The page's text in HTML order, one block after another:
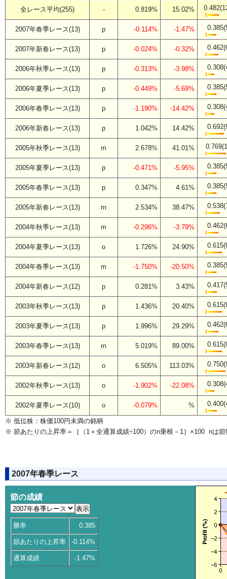
全レース平均(255) - 0.819% 15.02%
2007年春季レース(13) p -0.114% -1.47%
2007年新春レース(13) p -0.024% -0.32%
2006年秋季レース(13) p -0.313% -3.98%
2006年夏季レース(13) p -0.449% -5.69%
2006年春季レース(13) p -1.190% -14.42%
2006年新春レース(13) p 1.042% 14.42%
2005年秋季レース(13) m 2.678% 41.01%
2005年夏季レース(13) p -0.471% -5.95%
2005年春季レース(13) p 0.347% 4.61%
2005年新春レース(13) m 2.534% 38.47%
2004年秋季レース(13) m -0.296% -3.79%
2004年夏季レース(13) o 1.726% 24.90%
2004年春季レース(13) m -1.750% -20.50%
2004年新春レース(12) p 0.281% 3.43%
2003年秋季レース(13) p 1.436% 20.40%
2003年夏季レース(13) p 1.996% 29.29%
2003年春季レース(13) m 5.019% 89.00%
2003年新春レース(12) o 6.505% 113.03%
2002年秋季レース(13) o -1.902% -22.08%
2002年夏季レース(10) o -0.079% %
※ 低位株：株価100円未満の銘柄
※ 節あたりの上昇率＝｛（1＋全通算成績÷100）のn乗根－1｝×100 nは節
2007年春季レース
節の成績
勝率 0.385
節あたりの上昇率 -0.114%
通算成績 -1.47%